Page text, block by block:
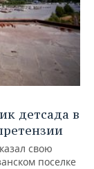
детсада в
свою
поселке